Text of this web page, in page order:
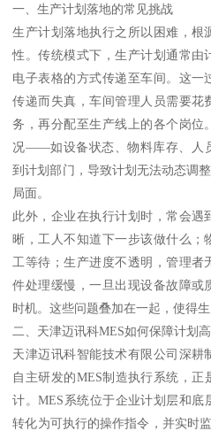
一、生产计划落地的常见挑战
生产计划落地执行之所以困难，根
性。传统模式下，生产计划通常由
电子表格的方式传递至车间。这一
传递而失真，车间管理人员需要花
务，再分配至生产线上的各个岗位
况——如设备状态、物料库存、人
到计划部门，导致计划无法动态调
局面。
此外，企业在执行计划时，常会遇
晰，工人不知道下一步该做什么；
工等待；生产进度不透明，管理者
件处理缓慢，一旦出现设备故障或
时机。这些问题叠加在一起，使得
二、天津迈讯科MES如何保障计划
天津迈讯科智能技术有限公司深耕
自主研发的MES制造执行系统，
计。MES系统位于企业计划层和底
转化为可执行的操作指令，并实时